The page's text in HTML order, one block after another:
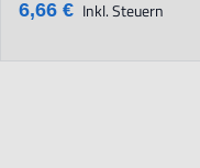
6,66 € Inkl. Steuern